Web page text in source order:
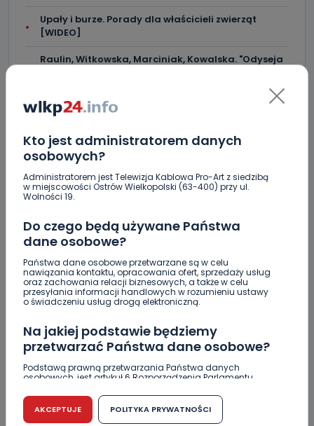
Kto jest administratorem danych
osobowych?
Administratorem jest Telewizja Kablowa Pro-Art z siedzibą
w miejscowości Ostrów Wielkopolski (63-400) przy ul.
Wolności 19.
Do czego będą używane Państwa
dane osobowe?
Państwa dane osobowe przetwarzane są w celu
nawiązania kontaktu, opracowania ofert, sprzedaży usług
oraz zachowania relacji biznesowych, a także w celu
przesyłania informacji handlowych w rozumieniu ustawy
o świadczeniu usług drogą elektroniczną.
Na jakiej podstawie będziemy
przetwarzać Państwa dane osobowe?
Podstawą prawną przetwarzania Państwa danych
osobowych, jest artykuł 6 Rozporządzenia Parlamentu
r. w sprawie ochrony osób fizycznych w związku z
przetwarzaniem danych osobowych w sprawie
swobodnego przepływu takich danych oraz uchylenia
AKCEPTUJE POLITYKA PRYWATNOŚCI
Upały i burze. Porady dla właścicieli zwierząt
[WIDEO]
Raulin, Witkowska, Marciniak, Kowalska. "Odyseja
Auto rozbite na drzewie. Poszkodowani nie mogli z
niego wyjść [FOTO]
Nastolatek w szpitalu po zderzeniu osobówki z
motocyklem
Uważaj na oszustwo! Przychodzą maile z
fałszywego e-Urzędu Skarbowego
KOMENTARZE (2)
SN Sympatyk Niesiołowskiego
dwu dniowy „Pakiet Romantyczny” w Podjadku trzeba
spędzić ze swoją dziewczyną czy organizatorzy może